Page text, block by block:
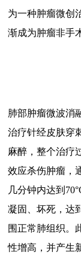
为一种肿瘤微创
渐成为肿瘤非手
肺部肿瘤微波消
治疗针经皮肤穿
麻醉，整个治疗
效应杀伤肿瘤，
几分钟内达到
凝固、坏死，达
围正常肺组织。
性增高，并产生